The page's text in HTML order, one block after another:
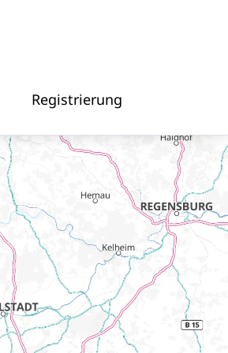
Registrierung